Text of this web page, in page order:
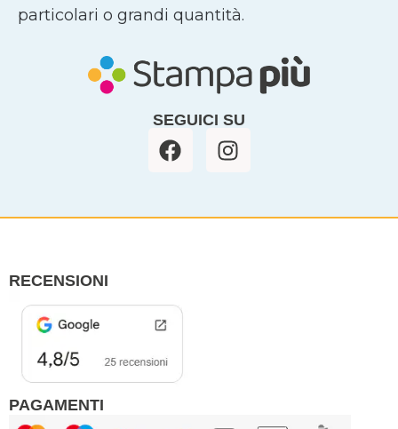
particolari o grandi quantità.
SEGUICI SU
F
a
b
I
n
a
RECENSIONI
PAGAMENTI